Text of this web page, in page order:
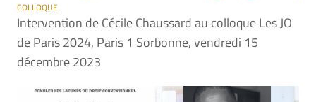
COLLOQUE
Intervention de Cécile Chaussard au colloque Les JO
de Paris 2024, Paris 1 Sorbonne, vendredi 15
décembre 2023